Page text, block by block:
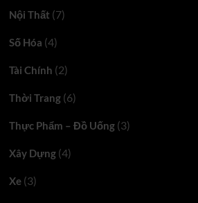
Nội Thất (7)
Số Hóa (4)
Tài Chính (2)
Thời Trang(6)
Thực Phẩm – Đồ Uống(3)
Xây Dựng(4)
Xe(3)